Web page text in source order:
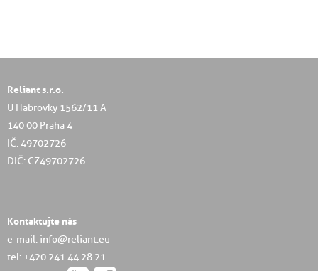
Reliant s.r.o.
U Habrovky 1562/11 A
140 00 Praha 4
IČ: 49702726
DIČ: CZ49702726
Kontaktujte nás
e-mail: info@reliant.eu
tel: +420 241 44 28 21